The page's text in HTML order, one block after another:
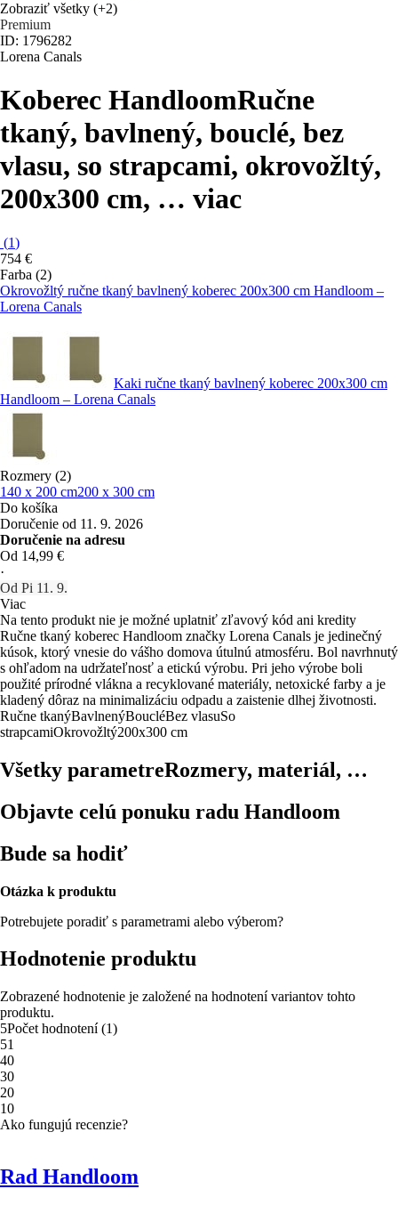
Zobraziť všetky (+2)
Premium
ID: 1796282
Lorena Canals
Koberec HandloomRučne
tkaný, bavlnený, bouclé, bez
vlasu, so strapcami, okrovožltý,
200x300 cm, … viac
(1)
754 €
Farba (2)
Okrovožltý ručne tkaný bavlnený koberec 200x300 cm Handloom –
Lorena Canals
Kaki ručne tkaný bavlnený koberec 200x300 cm
Handloom – Lorena Canals
Rozmery (2)
140 x 200 cm200 x 300 cm
Do košíka
Doručenie od 11. 9. 2026
Doručenie na adresu
Od 14,99 €
·
Od Pi 11. 9.
Viac
Na tento produkt nie je možné uplatniť zľavový kód ani kredity
Ručne tkaný koberec Handloom značky Lorena Canals je jedinečný
kúsok, ktorý vnesie do vášho domova útulnú atmosféru. Bol navrhnutý
s ohľadom na udržateľnosť a etickú výrobu. Pri jeho výrobe boli
použité prírodné vlákna a recyklované materiály, netoxické farby a je
kladený dôraz na minimalizáciu odpadu a zaistenie dlhej životnosti.
Ručne tkanýBavlnenýBoucléBez vlasuSo
strapcamiOkrovožltý200x300 cm
Všetky parametreRozmery, materiál, …
Objavte celú ponuku radu Handloom
Bude sa hodiť
Otázka k produktu
Potrebujete poradiť s parametrami alebo výberom?
Hodnotenie produktu
Zobrazené hodnotenie je založené na hodnotení variantov tohto
produktu.
5Počet hodnotení(1)
51
40
30
20
10
Ako fungujú recenzie?
Rad Handloom